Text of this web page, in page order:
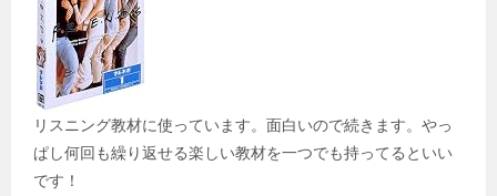
リスニング教材に使っています。面白いので続きます。やっ
ぱし何回も繰り返せる楽しい教材を一つでも持ってるといい
です！